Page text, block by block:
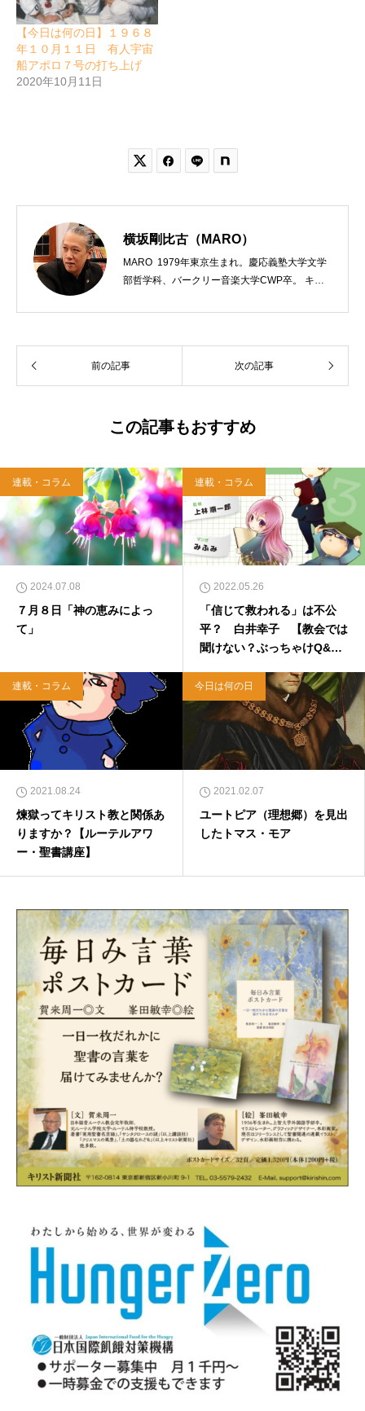
【今日は何の日】１９６８
年１０月１１日 有人宇宙
船アポロ７号の打ち上げ
2020年10月11日
 
横坂剛比古（MARO）
MARO 1979年東京生まれ。慶応義塾大学文学
部哲学科、バークリー音楽大学CWP卒。 キリ
う宗教法人専門の行政書士。2020年7月よりク
「上馬キリスト教会（@kamiumach）」の運営
を行う「まじめ担当」。 著書に『聖書を読んだ
西洋哲学超入門〜』（日本実業出版）、『人生
イヤモンド社）、『世界一ゆるい聖書入門』、
『世界一ゆるい聖書教室』（「ふざけ担当」LE
ONとの共著、講談社）などがある。新著<a hr
ef="https://amzn.to/376F9aC">『ふっと心がラ
クになる 眠れぬ夜の聖書のことば』（大和書
房）</a>２０２２年３月１５日発売。
前の記事 次の記事
この記事もおすすめ
連載・コラム
2024.07.08
７月８日「神の恵みによっ
て」
連載・コラム
2022.05.26
「信じて救われる」は不公
平？ 白井幸子 【教会では
聞けない？ぶっちゃけQ&
連載・コラム
2021.08.24
煉獄ってキリスト教と関係あ
りますか？【ルーテルアワ
ー・聖書講座】
今日は何の日
2021.02.07
ユートピア（理想郷）を見出
したトマス・モア